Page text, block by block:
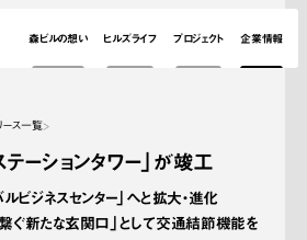
森ビルの想い ヒルズライフ プロジェクト 企業情報
ース一覧
テーションタワー」が竣工
ビジネスセンター」へと拡大・進化
ぐ新たな玄関口」として交通結節機能を